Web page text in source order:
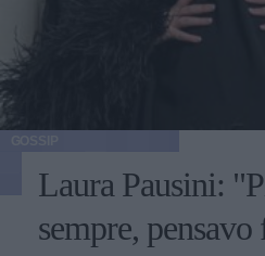
Laura Pausini:
sempre, pensavo